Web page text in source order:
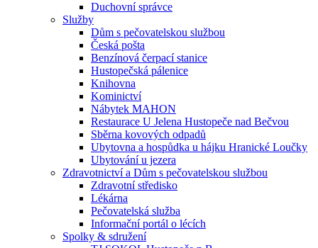
Duchovní správce
Služby
Dům s pečovatelskou službou
Česká pošta
Benzínová čerpací stanice
Hustopečská pálenice
Knihovna
Kominictví
Nábytek MAHON
Restaurace U Jelena Hustopeče nad Bečvou
Sběrna kovových odpadů
Ubytovna a hospůdka u hájku Hranické Loučky
Ubytování u jezera
Zdravotnictví a Dům s pečovatelskou službou
Zdravotní středisko
Lékárna
Pečovatelská služba
Informační portál o lécích
Spolky & sdružení